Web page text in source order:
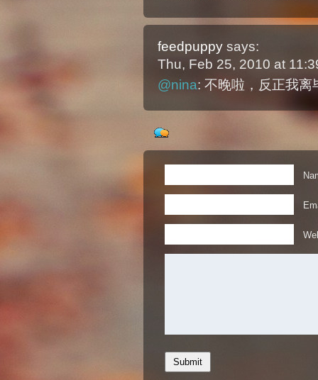
feedpuppy says:
Thu, Feb 25, 2010 at
@nina: 不晚啦，反正我离